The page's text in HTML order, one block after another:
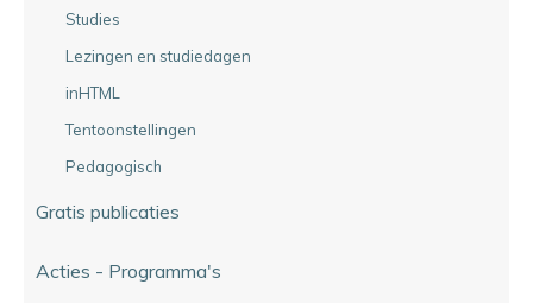
Studies
Lezingen en studiedagen
inHTML
Tentoonstellingen
Pedagogisch
Gratis publicaties
Acties - Programma's